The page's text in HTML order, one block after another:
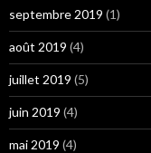
septembre 2019 (1)
août 2019 (4)
juillet 2019 (5)
juin 2019 (4)
mai 2019 (4)